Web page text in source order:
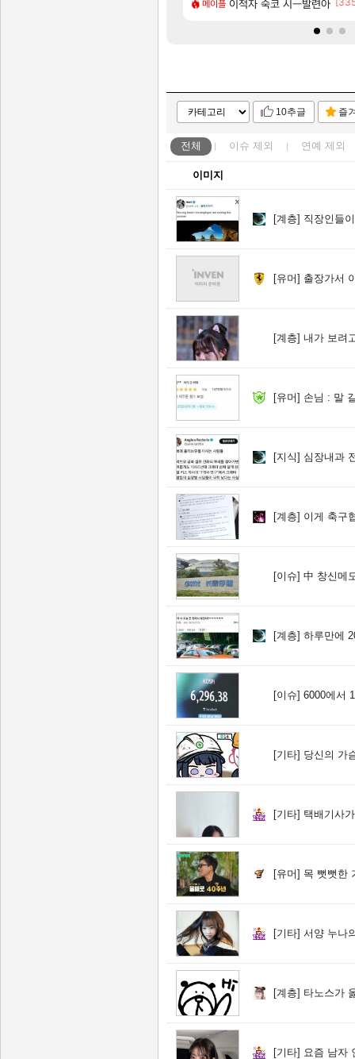
메이플 이적자 숙코 시ㅡ발련아
리싱크드 리싱크드 1.06 패치노트
10추글 즐
전체 이슈 제외 연예 제외
이미지
[계층] 직장인들
[유머] 출장가서 이쁜이
[계층] 내가 보려
[유머] 손님 : 말
[지식] 심장내과 전
[계층] 이게 축구
[이슈] 中 창신메모리,
[계층] 하루만에 20
[이슈] 6000에서 1만
[기타] 당신의 가
[기타] 택배기사
[유머] 목 뻣뻣한 가
[기타] 서양 누나
[계층] 타노스가
[기타] 요즘 남자